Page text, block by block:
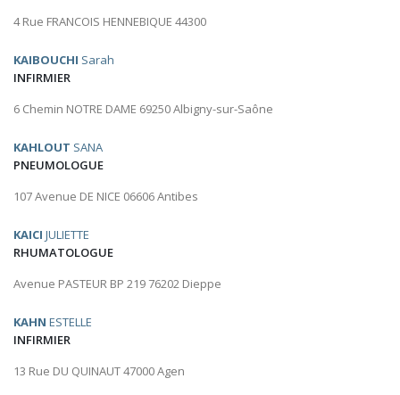
4 Rue FRANCOIS HENNEBIQUE 44300
KAIBOUCHI Sarah
INFIRMIER
6 Chemin NOTRE DAME 69250 Albigny-sur-Saône
KAHLOUT SANA
PNEUMOLOGUE
107 Avenue DE NICE 06606 Antibes
KAICI JULIETTE
RHUMATOLOGUE
Avenue PASTEUR BP 219 76202 Dieppe
KAHN ESTELLE
INFIRMIER
13 Rue DU QUINAUT 47000 Agen